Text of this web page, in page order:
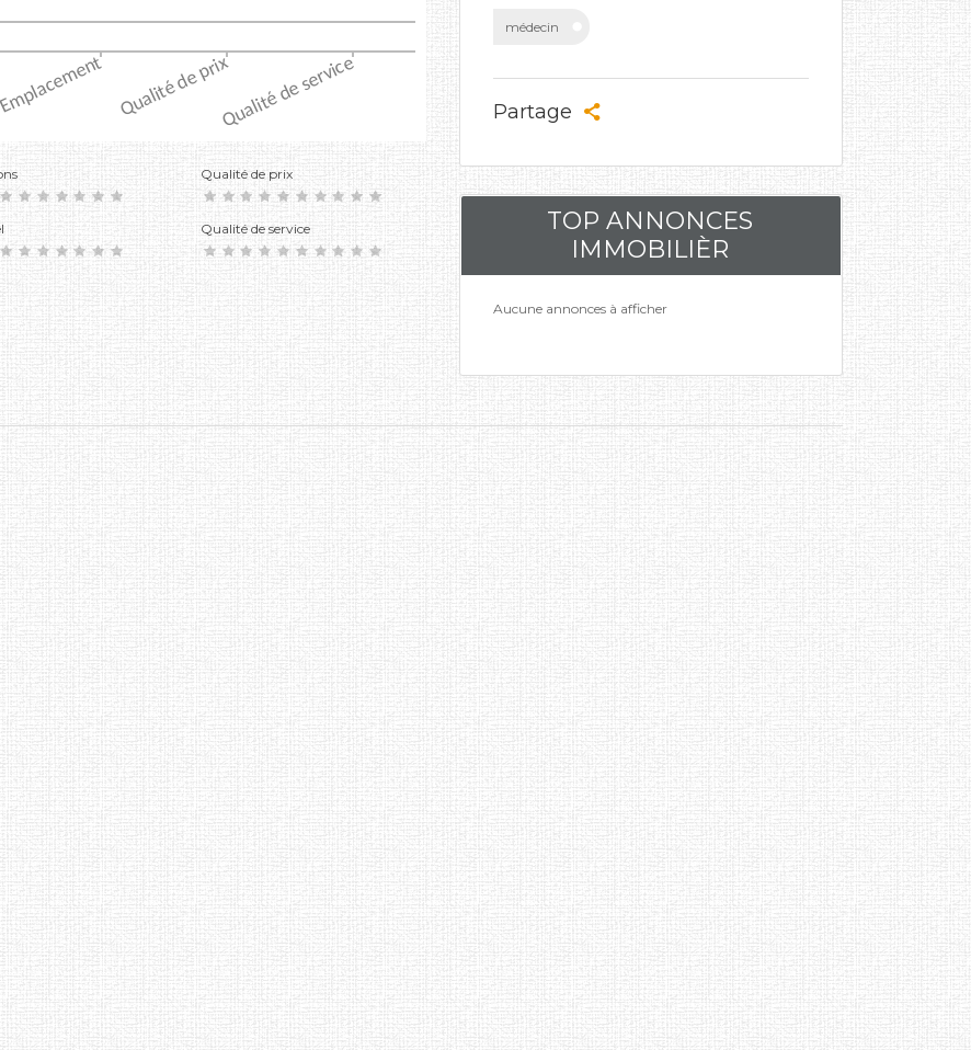
Qualité de prix
Qualité de service
médecin
Partage
TOP ANNONCES
IMMOBILIÈR
Aucune annonces à afficher